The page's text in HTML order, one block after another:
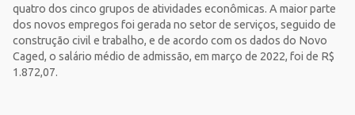
quatro dos cinco grupos de atividades econômicas. A maior parte
dos novos empregos foi gerada no setor de serviços, seguido de
construção civil e trabalho, e de acordo com os dados do Novo
Caged, o salário médio de admissão, em março de 2022, foi de R$
1.872,07.